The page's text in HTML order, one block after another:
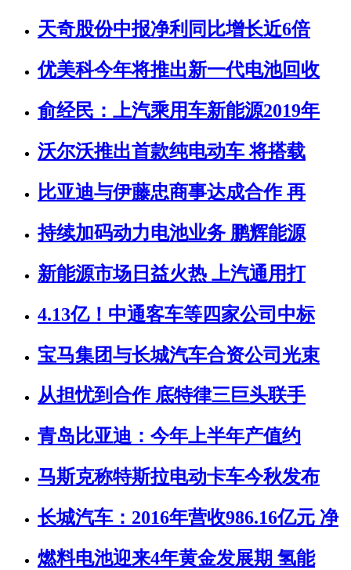
天奇股份中报净利同比增长近6倍
优美科今年将推出新一代电池回收
俞经民：上汽乘用车新能源2019年
沃尔沃推出首款纯电动车 将搭载
比亚迪与伊藤忠商事达成合作 再
持续加码动力电池业务 鹏辉能源
新能源市场日益火热 上汽通用打
4.13亿！中通客车等四家公司中标
宝马集团与长城汽车合资公司光束
从担忧到合作 底特律三巨头联手
青岛比亚迪：今年上半年产值约
马斯克称特斯拉电动卡车今秋发布
长城汽车：2016年营收986.16亿元 净
燃料电池迎来4年黄金发展期 氢能